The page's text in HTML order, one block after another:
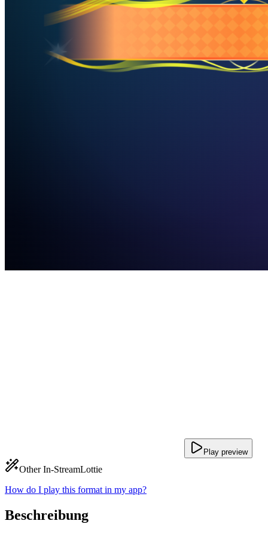
Play preview
Other In-StreamLottie
How do I play this format in my app?
Beschreibung